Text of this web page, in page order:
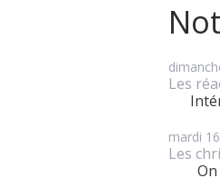
Les
mardi 16
Les
On